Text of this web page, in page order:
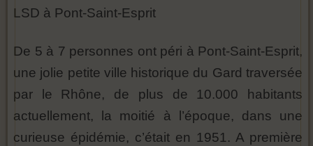
LSD à Pont-Saint-Esprit
De 5 à 7 personnes ont péri à Pont-Saint-Esprit,
une jolie petite ville historique du Gard traversée
par le Rhône, de plus de 10.000 habitants
actuellement, la moitié à l’époque, dans une
curieuse épidémie, c’était en 1951. A première